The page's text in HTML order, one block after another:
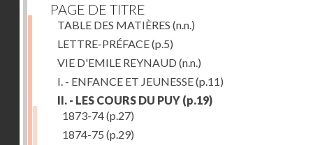
PAGE DE TITRE
TABLE DES MATIÈRES (n.n.)
LETTRE-PRÉFACE(p.5)
VIE D'EMILE REYNAUD (n.n.)
I. - ENFANCE ET JEUNESSE(p.11)
II. - LES COURS DU PUY (p.19)
1873-74(p.27)
1874-75 (p.29)